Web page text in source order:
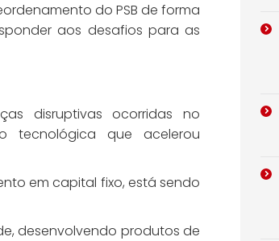
do PSB de forma
aos desafios para as
disruptivas ocorridas no
tecnológica que acelerou
em capital fixo, está sendo
desenvolvendo produtos de